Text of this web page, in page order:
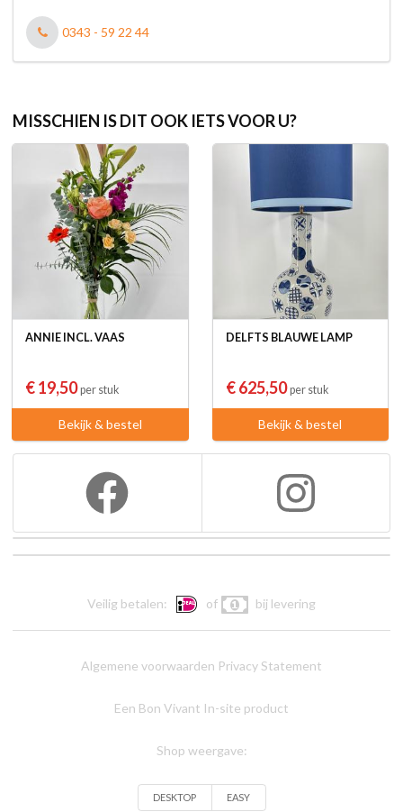
0343 - 59 22 44
MISSCHIEN IS DIT OOK IETS VOOR U?
ANNIE INCL. VAAS
€ 19,50per stuk
Bekijk & bestel
DELFTS BLAUWE LAMP
€ 625,50per stuk
Bekijk & bestel
Veilig betalen: of bij levering
Algemene voorwaarden Privacy Statement
Een Bon Vivant In-site product
Shop weergave:
DESKTOP EASY